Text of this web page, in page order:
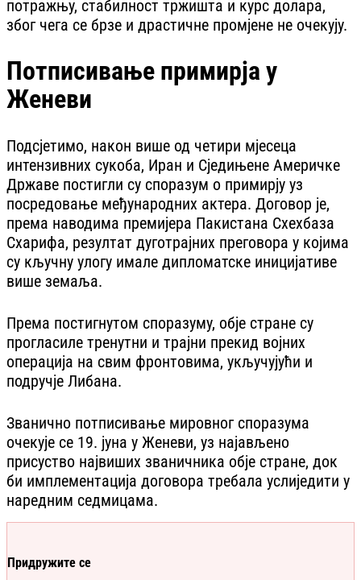
потражњу, стабилност тржишта и курс долара,
због чега се брзе и драстичне промјене не очекују.
Потписивање примирја у
Женеви
Подсјетимо, након више од четири мјесеца
интензивних сукоба, Иран и Сједињене Америчке
Државе постигли су споразум о примирју уз
посредовање међународних актера. Договор је,
према наводима премијера Пакистана Схехбаза
Схарифа, резултат дуготрајних преговора у којима
су кључну улогу имале дипломатске иницијативе
више земаља.
Према постигнутом споразуму, обје стране су
прогласиле тренутни и трајни прекид војних
операција на свим фронтовима, укључујући и
подручје Либана.
Званично потписивање мировног споразума
очекује се 19. јуна у Женеви, уз најављено
присуство највиших званичника обје стране, док
би имплементација договора требала услиједити у
наредним седмицама.
Придружите се